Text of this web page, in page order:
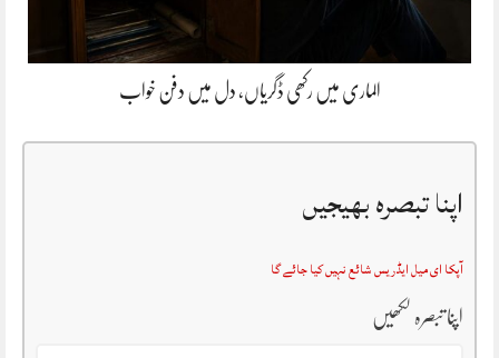
الماری میں رکھی ڈگریاں، دل میں دفن خواب
اپنا تبصرہ بھیجیں
آپکا ای میل ایڈریس شائع نہیں کیا جائے گا
اپنا تبصرہ لکھیں